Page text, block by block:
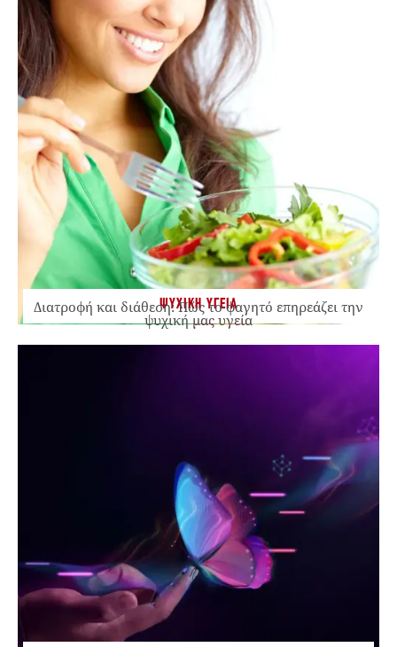
ΨΥΧΙΚΗ ΥΓΕΙΑ
Διατροφή και διάθεση: Πώς το φαγητό επηρεάζει την
ψυχική μας υγεία